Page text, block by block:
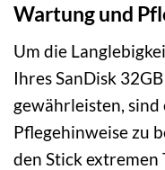
Wartung und
Um die
Ihres SanDisk
gewährleisten,
Pflegehinweise zu
den Stick